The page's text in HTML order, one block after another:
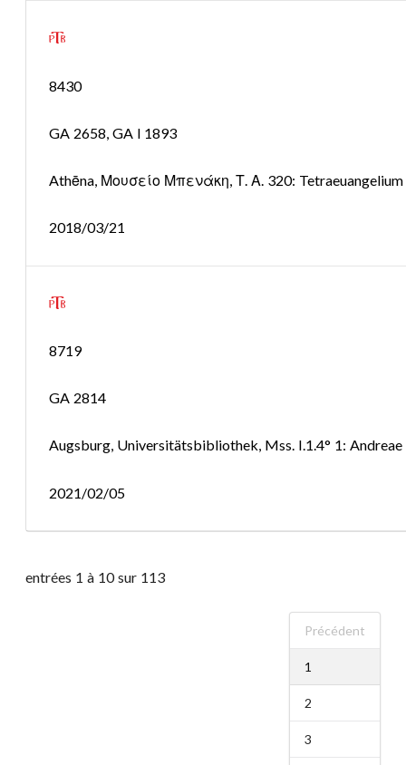
8430
GA 2658, GA l 1893
Athēna, Μουσείο Μπενάκη, Τ. Α. 320: Tetraeuangelium
2018/03/21
8719
GA 2814
Augsburg, Universitätsbibliothek, Mss. I.1.4° 1:
2021/02/05
entrées 1 à 10 sur 113
Précédent
1
2
3